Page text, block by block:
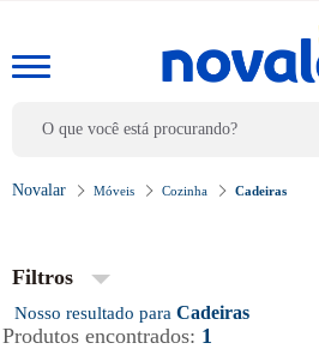
Móveis Cozinha Cadeiras
Filtros
Cadeiras
Produtos encontrados: 1